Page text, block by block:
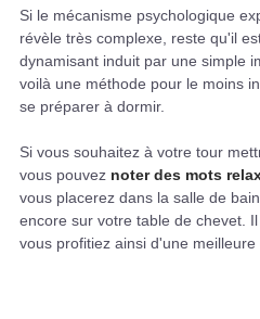
Si le mécanisme psychologique
révèle très complexe, reste qu'il
dynamisant induit par une simple
voilà une méthode pour le moins
se préparer à dormir.
Si vous souhaitez à votre tour
vous pouvez noter des mots
vous placerez dans la salle de
encore sur votre table de chevet.
vous profitiez ainsi d'une meilleure